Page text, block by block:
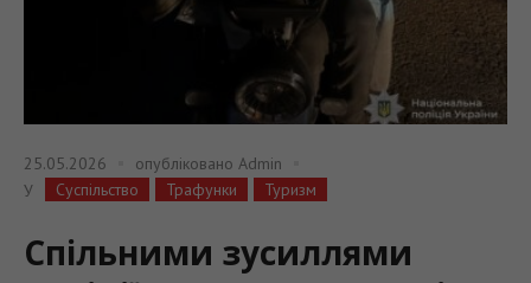
25.05.2026 опубліковано Admin
У
Суспільство Трафунки Туризм
Спільними зусиллями